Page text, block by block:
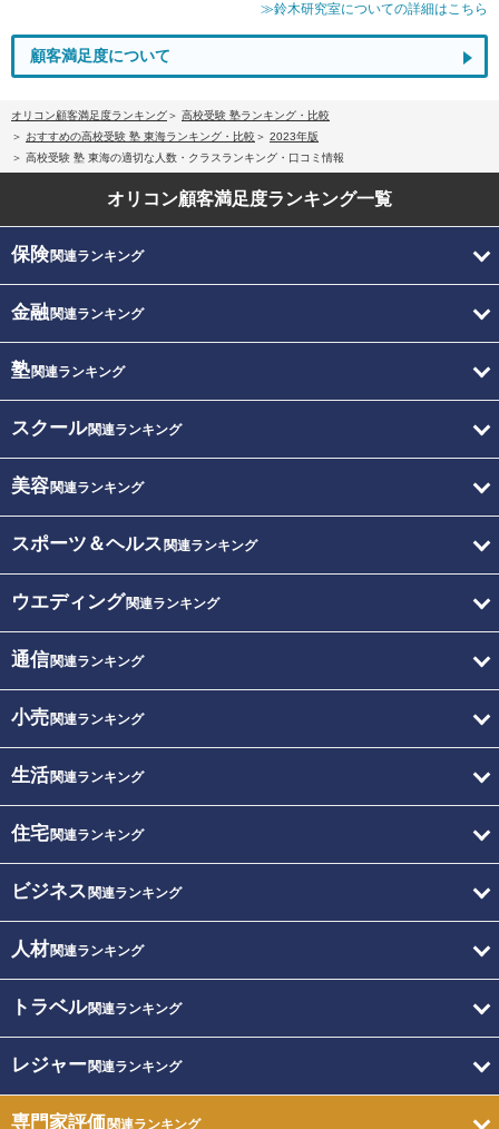
≫鈴木研究室についての詳細はこちら
顧客満足度について
オリコン顧客満足度ランキング
高校受験 塾ランキング・比較
おすすめの高校受験 塾 東海ランキング・比較
2023年版
高校受験 塾 東海の適切な人数・クラスランキング・口コミ情報
オリコン顧客満足度ランキング一覧
保険関連ランキング
金融関連ランキング
塾関連ランキング
スクール関連ランキング
美容関連ランキング
スポーツ＆ヘルス 関連ランキング
ウエディング関連ランキング
通信関連ランキング
小売関連ランキング
生活関連ランキング
住宅関連ランキング
ビジネス 関連ランキング
人材関連ランキング
トラベル関連ランキング
レジャー関連ランキング
専門家評価関連ランキング